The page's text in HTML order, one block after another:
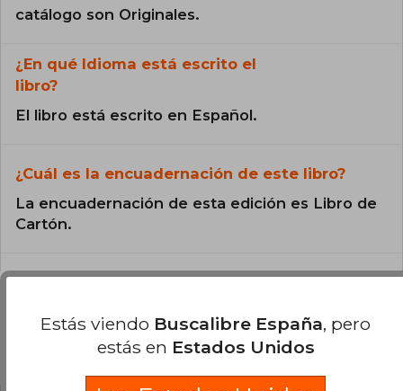
catálogo son Originales.
¿En qué Idioma está escrito el
libro?
El libro está escrito en Español.
¿Cuál es la encuadernación de este libro?
La encuadernación de esta edición es Libro de
Cartón.
Preguntas y respuestas sobre el libro
Estás viendo Buscalibre España, pero
estás en Estados Unidos